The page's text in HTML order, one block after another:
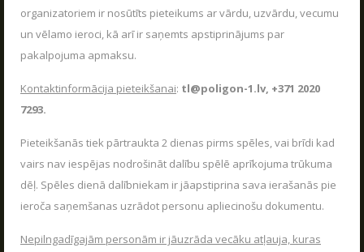
organizatoriem ir nosūtīts pieteikums ar vārdu, uzvārdu, vecumu
un vēlamo ieroci, kā arī ir saņemts apstiprinājums par
pakalpojuma apmaksu.
Kontaktinformācija pieteikšanai: tl@poligon-1.lv, +371 2020
7293.
Pieteikšanās tiek pārtraukta 2 dienas pirms spēles, vai brīdi kad
vairs nav iespējas nodrošināt dalību spēlē aprīkojuma trūkuma
dēļ. Spēles dienā dalībniekam ir jāapstiprina sava ierašanās pie
ieroča saņemšanas uzrādot personu apliecinošu dokumentu.
Nepilngadīgajām personām ir jāuzrāda vecāku atļauja, kuras